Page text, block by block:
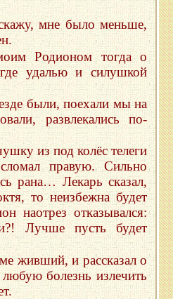
мне было меньше,
Родионом тогда о
удалью и силушкой
были, поехали мы на
развлекались по-
из под колёс телеги
правую. Сильно
рана… Лекарь сказал,
то неизбежна будет
наотрез отказывался:
Лучше пусть будет
живший, и рассказал о
болезнь излечить